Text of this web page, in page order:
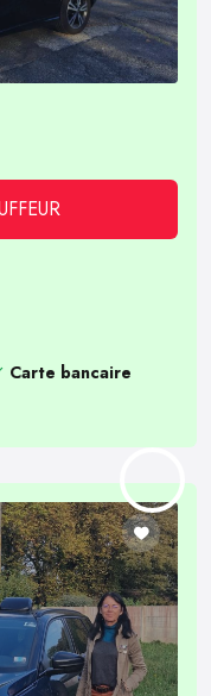
Carte bancaire